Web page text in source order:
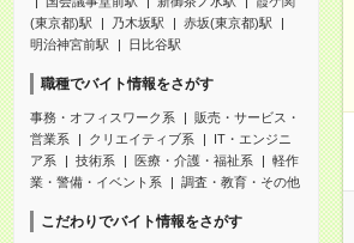
(東京都)駅
乃木坂駅
赤坂(東京都)駅
明治神宮前駅
日比谷駅
職種でバイト情報をさがす
事務・オフィスワーク系
販売・サービス・
営業系
クリエイティブ系
IT・エンジニ
ア系
技術系 医療・介護・福祉系
軽作
業・警備・イベント系
調査・教育・その他
こだわりでバイト情報をさがす